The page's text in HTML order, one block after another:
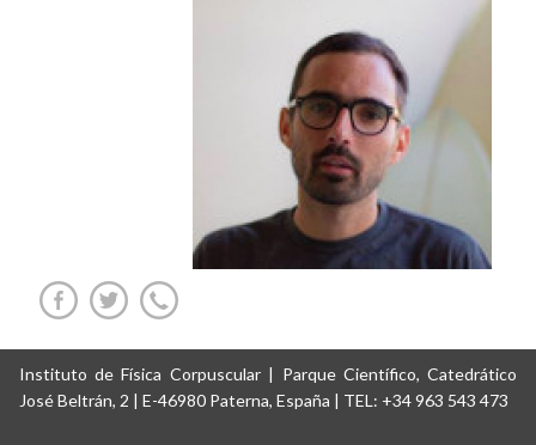
Instituto de Física Corpuscular | Parque Científico, Catedrático
José Beltrán, 2 | E-46980 Paterna, España | TEL: +34 963 543 473